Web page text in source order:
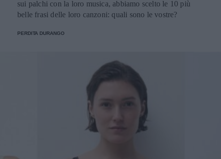
sui palchi con la loro musica, abbiamo scelto le 10 più
belle frasi delle loro canzoni: quali sono le vostre?
PERDITA DURANGO